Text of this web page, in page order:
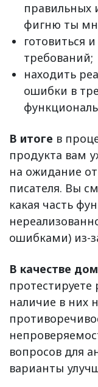
правильных
фигню ты
готовиться
требований;
находить
ошибки в
В итоге в
продукта вам
на ожидание
писателя. Вы
какая часть
ошибками) из-
В качестве
наличие в них
вопросов для
варианты